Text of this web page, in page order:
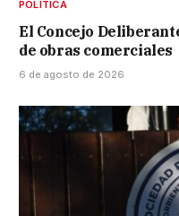
POLÍTICA
El Concejo
de obras comerciales
6 de agosto de 2026